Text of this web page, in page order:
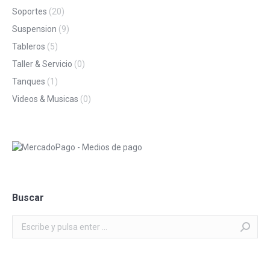
Soportes (20)
Suspension (9)
Tableros (5)
Taller & Servicio (0)
Tanques (1)
Videos & Musicas (0)
Buscar
Buscar: